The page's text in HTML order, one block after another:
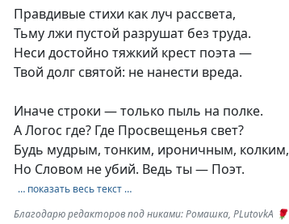
Правдивые стихи как луч рассвета,
Тьму лжи пустой разрушат без труда.
Неси достойно тяжкий крест поэта —
Твой долг святой: не нанести вреда.
Иначе строки — только пыль на полке.
А Логос где? Где Просвещенья свет?
Будь мудрым, тонким, ироничным, колким,
Но Словом не убий. Ведь ты — Поэт.
… показать весь текст …
Благодарю редакторов под никами: Ромашка, PLutоvkА 🌹